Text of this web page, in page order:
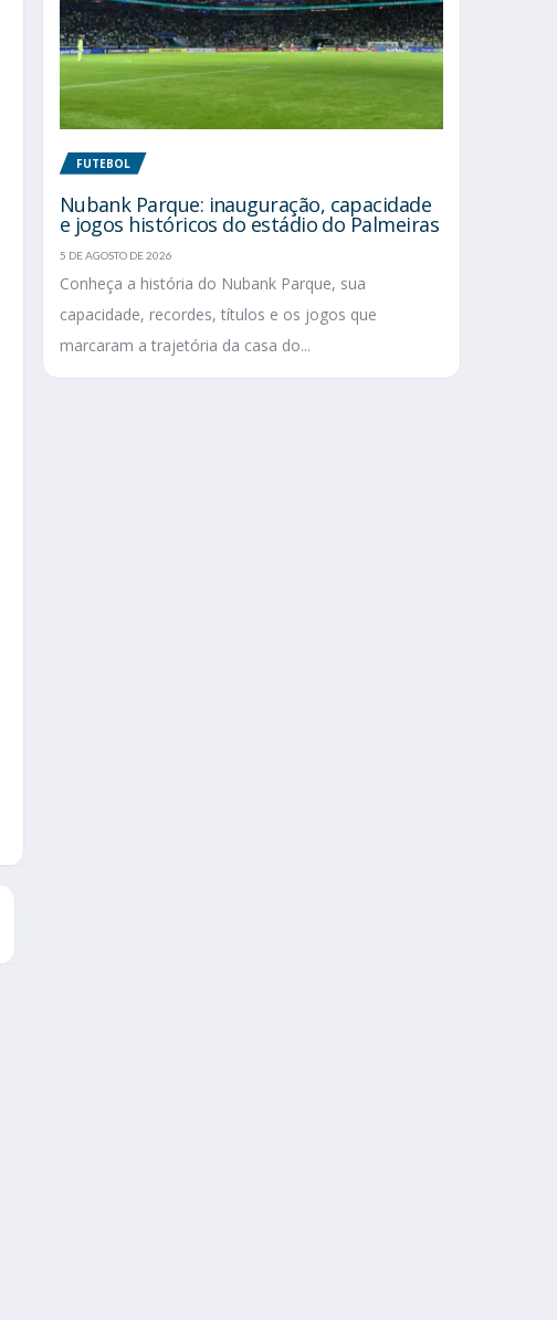
FUTEBOL
Nubank Parque: inauguração, capacidade
e jogos históricos do estádio do Palmeiras
5 DE AGOSTO DE 2026
Conheça a história do Nubank Parque, sua
capacidade, recordes, títulos e os jogos que
marcaram a trajetória da casa do...